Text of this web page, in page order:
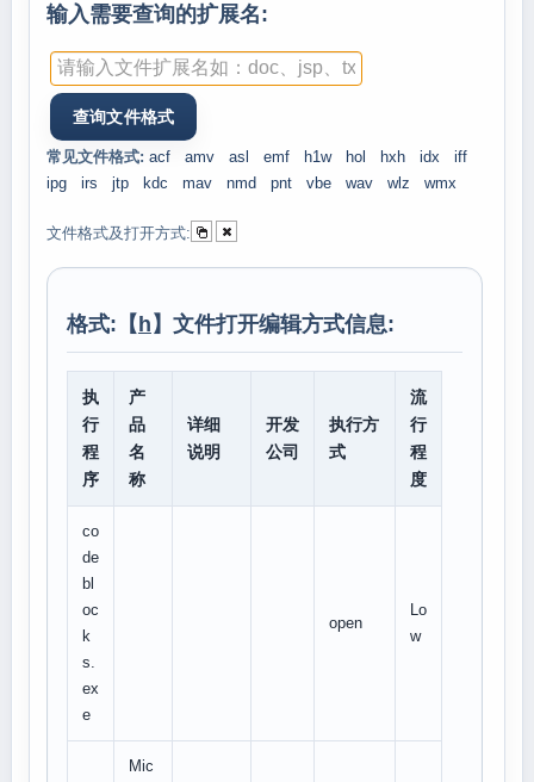
输入需要查询的扩展名:
常见文件格式: acf amv asl emf h1w hol hxh idx
iff
ipg
irs jtp kdc mav nmd pnt vbe wav wlz wmx
文件格式及打开方式:
格式:【 h 】文件打开编辑方式信息:
执
行
程
序
产
品
名
称
详细
说明
开发
公司
执行方
式
流
行
程
度
co
de
bl
oc
k
s.
ex
e
open
Lo
w
Mic